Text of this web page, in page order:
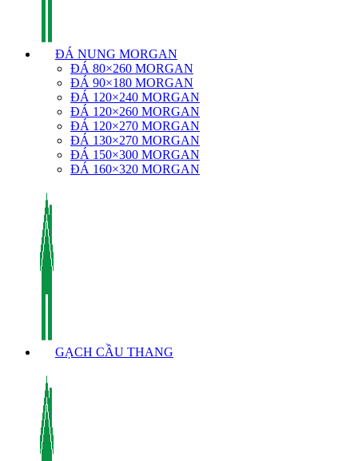
ĐÁ NUNG MORGAN
ĐÁ 80×260 MORGAN
ĐÁ 90×180 MORGAN
ĐÁ 120×240 MORGAN
ĐÁ 120×260 MORGAN
ĐÁ 120×270 MORGAN
ĐÁ 130×270 MORGAN
ĐÁ 150×300 MORGAN
ĐÁ 160×320 MORGAN
GẠCH CẦU THANG